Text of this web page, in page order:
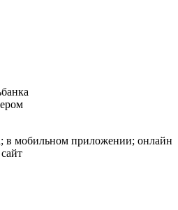
в мобильном приложении; онлайн